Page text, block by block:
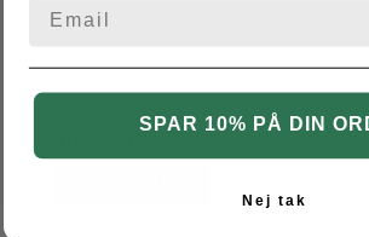
SPAR 10% PÅ DIN
Nej tak